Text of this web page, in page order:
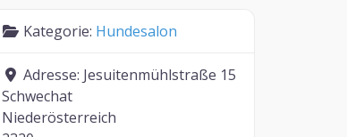
Kategorie: Hundesalon
Adresse: Jesuitenmühlstraße 15
Schwechat
Niederösterreich